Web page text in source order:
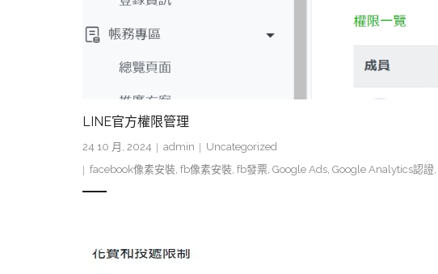
LINE官方權限管理
24 10 月, 2024 admin
Uncategorized
facebook像素安裝, fb像素安裝, fb發票, Google Ads, Google Analytics認證,